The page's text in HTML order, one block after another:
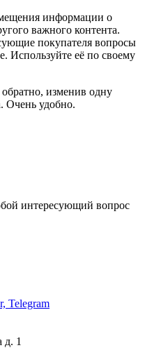
информации о
важного контента.
покупателя вопросы
Используйте её по своему
изменив одну
Очень удобно.
интересующий вопрос
Telegram
д. 1